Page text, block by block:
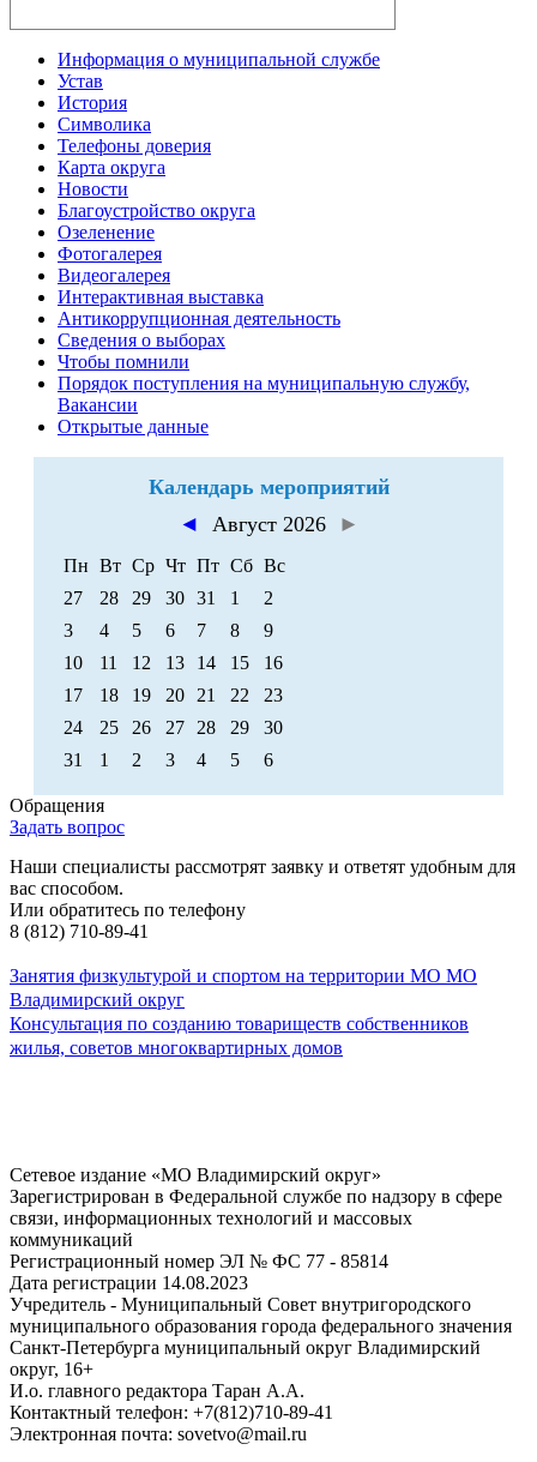
Информация о муниципальной службе
Устав
История
Символика
Телефоны доверия
Карта округа
Новости
Благоустройство округа
Озеленение
Фотогалерея
Видеогалерея
Интерактивная выставка
Антикоррупционная деятельность
Сведения о выборах
Чтобы помнили
Порядок поступления на муниципальную службу,
Вакансии
Открытые данные
Календарь мероприятий
◄
Август 2026 ►
Пн Вт Ср Чт Пт Сб Вс
27
28 29 30 31 1
2
3
4 5 6 7 8
9
10
11 12 13 14 15
16
17
18 19 20 21 22
23
24
25 26 27 28 29
30
31
1 2 3 4 5 6
Обращения
Задать вопрос
Наши специалисты рассмотрят заявку и ответят удобным для
вас способом.
Или обратитесь по телефону
8 (812) 710-89-41
Занятия физкультурой и спортом на территории МО МО
Владимирский округ
Консультация по созданию товариществ собственников
жилья, советов многоквартирных домов
Сетевое издание «МО Владимирский округ»
Зарегистрирован в Федеральной службе по надзору в сфере
связи, информационных технологий и массовых
коммуникаций
Регистрационный номер ЭЛ № ФС 77 - 85814
Дата регистрации 14.08.2023
Учредитель - Муниципальный Совет внутригородского
муниципального образования города федерального значения
Санкт-Петербурга муниципальный округ Владимирский
округ, 16+
И.о. главного редактора Таран А.А.
Контактный телефон: +7(812)710-89-41
Электронная почта: sovetvo@mail.ru